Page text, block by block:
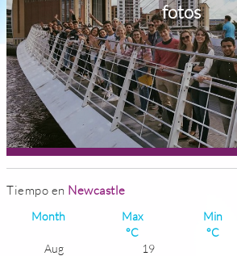
fotos
Tiempo en Newcastle
Month
Max
°C
Min
°C
Aug
19